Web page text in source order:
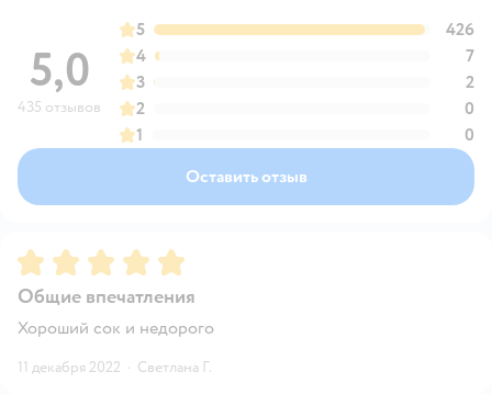
5,0
435 отзывов
5
426
4
7
3
2
2
0
1
0
Оставить отзыв
Рейтинг:5
Общие впечатления
Хороший сок и недорого
11 декабря 2022 · Светлана Г.